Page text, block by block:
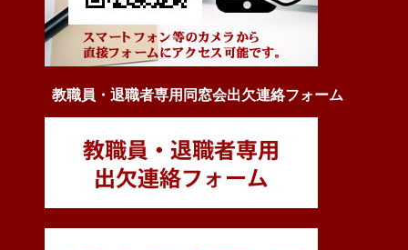
教職員・退職者専用同窓会出欠連絡フォーム